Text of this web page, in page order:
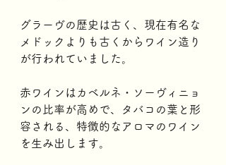
グラーヴの歴史は古く、現在有名な
メドックよりも古くからワイン造り
が行われていました。
赤ワインはカベルネ・ソーヴィニョ
ンの比率が高めで、タバコの葉と形
容される、特徴的なアロマのワイン
を生み出します。